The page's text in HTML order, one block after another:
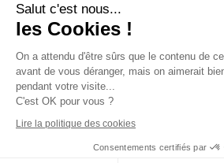
Salut c'est nous...
les Cookies !
On a attendu d'être sûrs que le contenu de
avant de vous déranger, mais on aimerait
pendant votre visite...
C'est OK pour vous ?
Lire la politique des cookies
Consentements certifiés par